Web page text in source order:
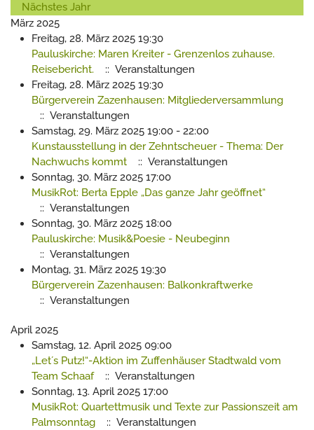
Nächstes Jahr
März 2025
Freitag, 28. März 2025 19:30
Pauluskirche: Maren Kreiter - Grenzenlos zuhause.
Reisebericht.
:: Veranstaltungen
Freitag, 28. März 2025 19:30
Bürgerverein Zazenhausen: Mitgliederversammlung
:: Veranstaltungen
Samstag, 29. März 2025 19:00 - 22:00
Kunstausstellung in der Zehntscheuer - Thema: Der
Nachwuchs kommt
:: Veranstaltungen
Sonntag, 30. März 2025 17:00
MusikRot: Berta Epple „Das ganze Jahr geöffnet“
:: Veranstaltungen
Sonntag, 30. März 2025 18:00
Pauluskirche: Musik&Poesie - Neubeginn
:: Veranstaltungen
Montag, 31. März 2025 19:30
Bürgerverein Zazenhausen: Balkonkraftwerke
:: Veranstaltungen
April 2025
Samstag, 12. April 2025 09:00
„Let´s Putz!“-Aktion im Zuffenhäuser Stadtwald vom
Team Schaaf
:: Veranstaltungen
Sonntag, 13. April 2025 17:00
MusikRot: Quartettmusik und Texte zur Passionszeit am
Palmsonntag
:: Veranstaltungen